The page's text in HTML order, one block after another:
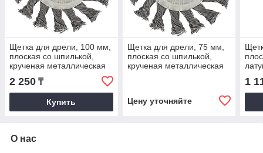
Щетка для дрели, 100 мм,
плоская со шпилькой,
крученая металлическая
проволока. СИБРТЕХ
2 250 ₸
Купить
Щетка для дрели, 75 мм,
плоская со шпилькой,
крученая металлическая
Цену уточняйте
1
О нас